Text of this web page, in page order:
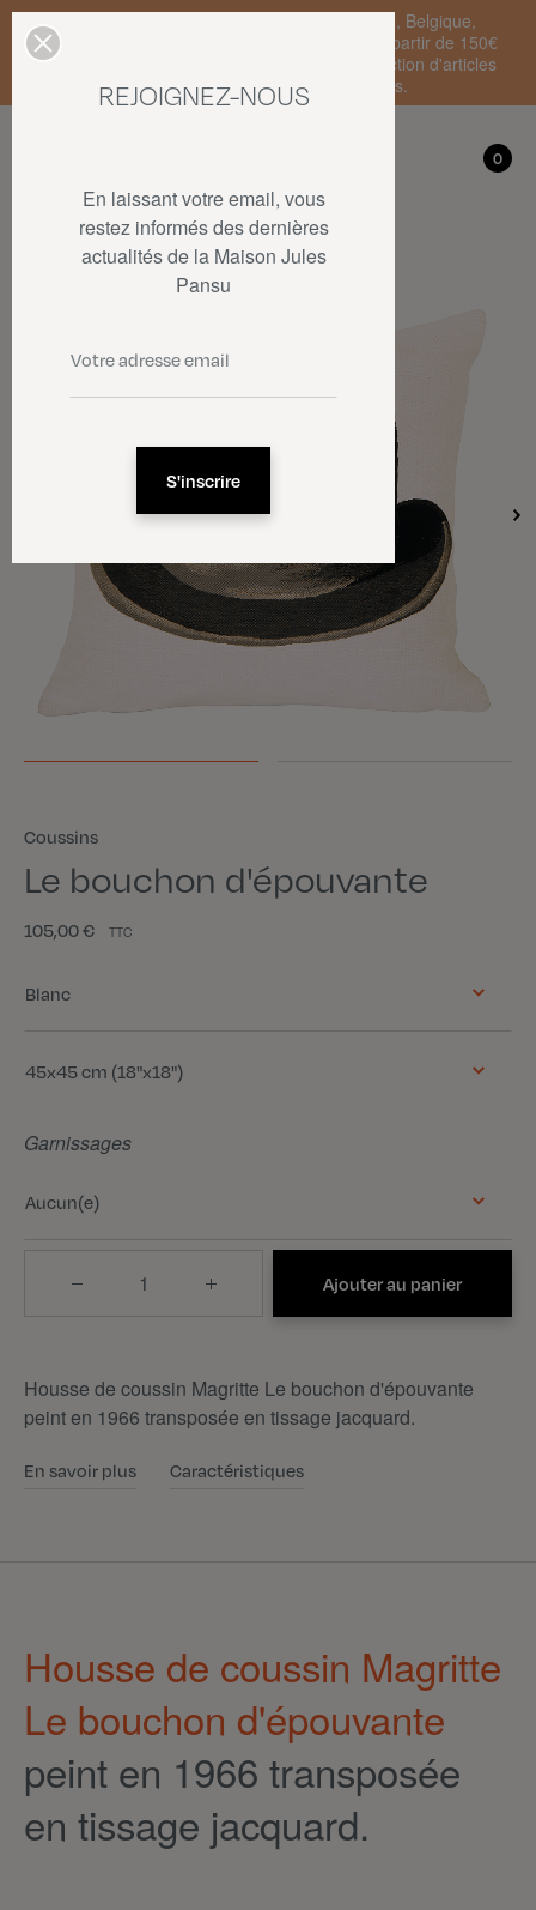
Livraison standard en France Métropolitaine, Belgique,
Luxembourg, Pays-Bas et Allemagne offerte à partir de 150€
d'achat • SOLDES : jusqu'à -50% sur une sélection d'articles
dans la limite des stocks disponibles.
0
Mon compte
0
Coussins
Le bouchon d'épouvante
105,00 € TTC
Blanc
45x45 cm (18"x18")
Garnissages
Aucun(e)
Ajouter au panier
Housse de coussin Magritte Le bouchon d'épouvante
peint en 1966 transposée en tissage jacquard.
En savoir plus Caractéristiques
Housse de coussin Magritte
Le bouchon d'épouvante
peint en 1966 transposée
en tissage jacquard.
En laissant votre email, vous
restez informés des dernières
actualités de la Maison Jules
Pansu
REJOIGNEZ-NOUS